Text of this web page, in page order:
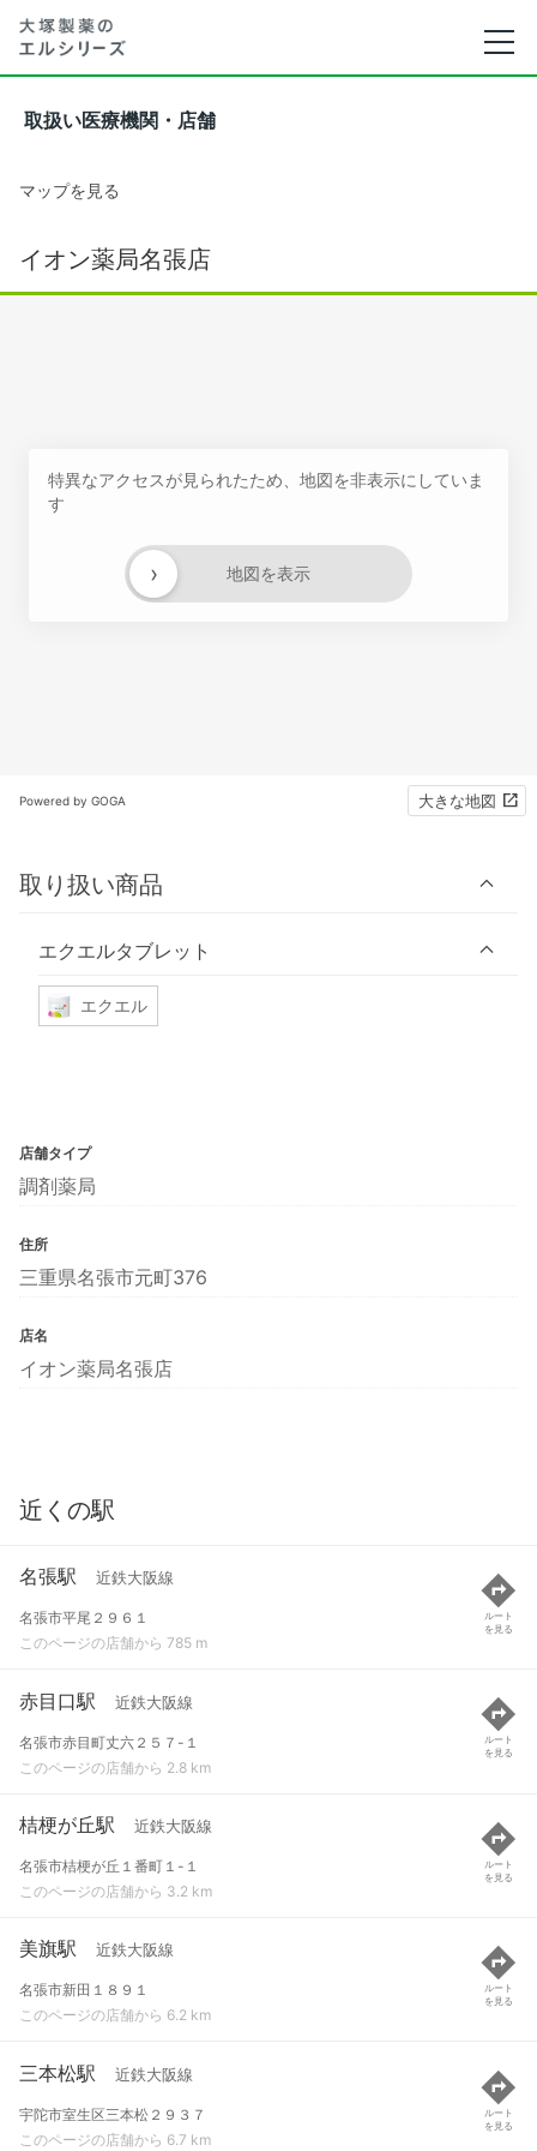
取扱い医療機関・店舗
マップを見る
イオン薬局名張店
特異なアクセスが見られたため、地図を非表示にしていま
す
地図を表示
›
Powered by GOGA 大きな地図
取り扱い商品
エクエルタブレット
エクエル
店舗タイプ
調剤薬局
住所
三重県名張市元町376
店名
イオン薬局名張店
近くの駅
名張駅 近鉄大阪線
名張市平尾２９６１
このページの店舗から 785 m
ルート
を見る
赤目口駅 近鉄大阪線
名張市赤目町丈六２５７-１
このページの店舗から 2.8 km
ルート
を見る
桔梗が丘駅 近鉄大阪線
名張市桔梗が丘１番町１-１
このページの店舗から 3.2 km
ルート
を見る
美旗駅 近鉄大阪線
名張市新田１８９１
このページの店舗から 6.2 km
ルート
を見る
三本松駅 近鉄大阪線
宇陀市室生区三本松２９３７
このページの店舗から 6.7 km
ルート
を見る